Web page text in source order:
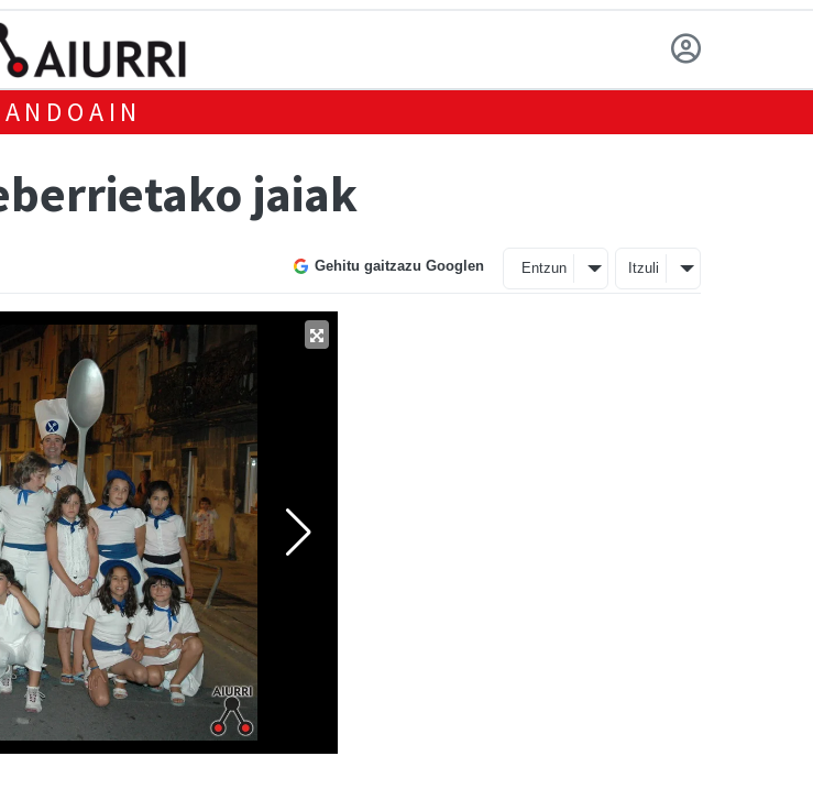
ANDOAIN
jaiak
Gehitu gaitzazu Googlen Entzun Itzuli